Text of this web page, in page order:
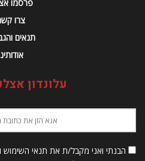
פרסמו
צרו
תנאים
עלונדון
הבנתי ואני מקבל/ת את תנאי השימוש